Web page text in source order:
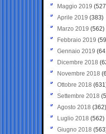
Maggio 2019
Aprile 2019 (383)
Marzo 2019 (562)
Febbraio 2019
Gennaio 2019
Dicembre 2018
Novembre 2018
Ottobre 2018
Settembre 2018
Agosto 2018 (362)
Luglio 2018 (562)
Giugno 2018